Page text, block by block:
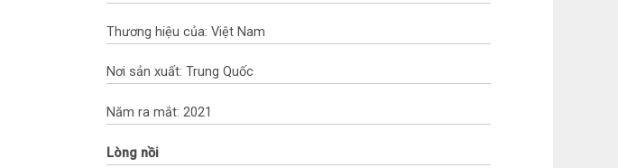
Thương hiệu của: Việt Nam
Nơi sản xuất: Trung Quốc
Năm ra mắt: 2021
Lòng nồi